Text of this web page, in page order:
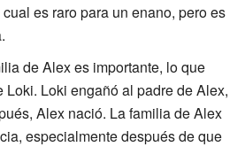
es raro para un enano, pero es
de Alex es importante, lo que
Loki. Loki engañó al padre de Alex,
Alex nació. La familia de Alex
especialmente después de que